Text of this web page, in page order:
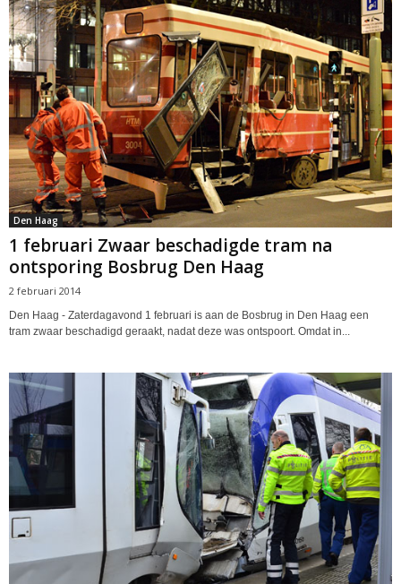
Den Haag
1 februari Zwaar beschadigde tram na
ontsporing Bosbrug Den Haag
2 februari 2014
Den Haag - Zaterdagavond 1 februari is aan de Bosbrug in Den Haag een
tram zwaar beschadigd geraakt, nadat deze was ontspoort. Omdat in...